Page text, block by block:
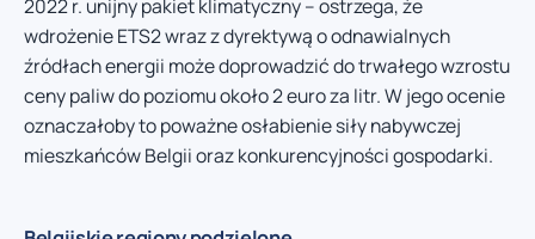
2022 r. unijny pakiet klimatyczny – ostrzega, że
wdrożenie ETS2 wraz z dyrektywą o odnawialnych
źródłach energii może doprowadzić do trwałego wzrostu
ceny paliw do poziomu około 2 euro za litr. W jego ocenie
oznaczałoby to poważne osłabienie siły nabywczej
mieszkańców Belgii oraz konkurencyjności gospodarki.